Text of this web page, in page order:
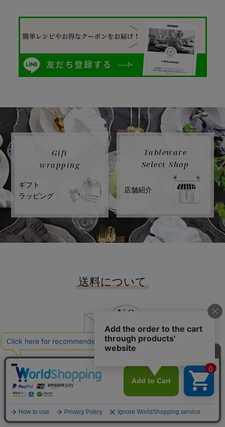
Gift
wrapping
ギフト
ラッピング
Tableware
Select Shop
店舗紹介
送料について
（税込）で
送料無料
配送について